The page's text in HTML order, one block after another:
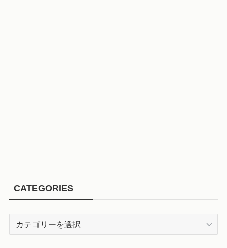
CATEGORIES
CATEGORIES